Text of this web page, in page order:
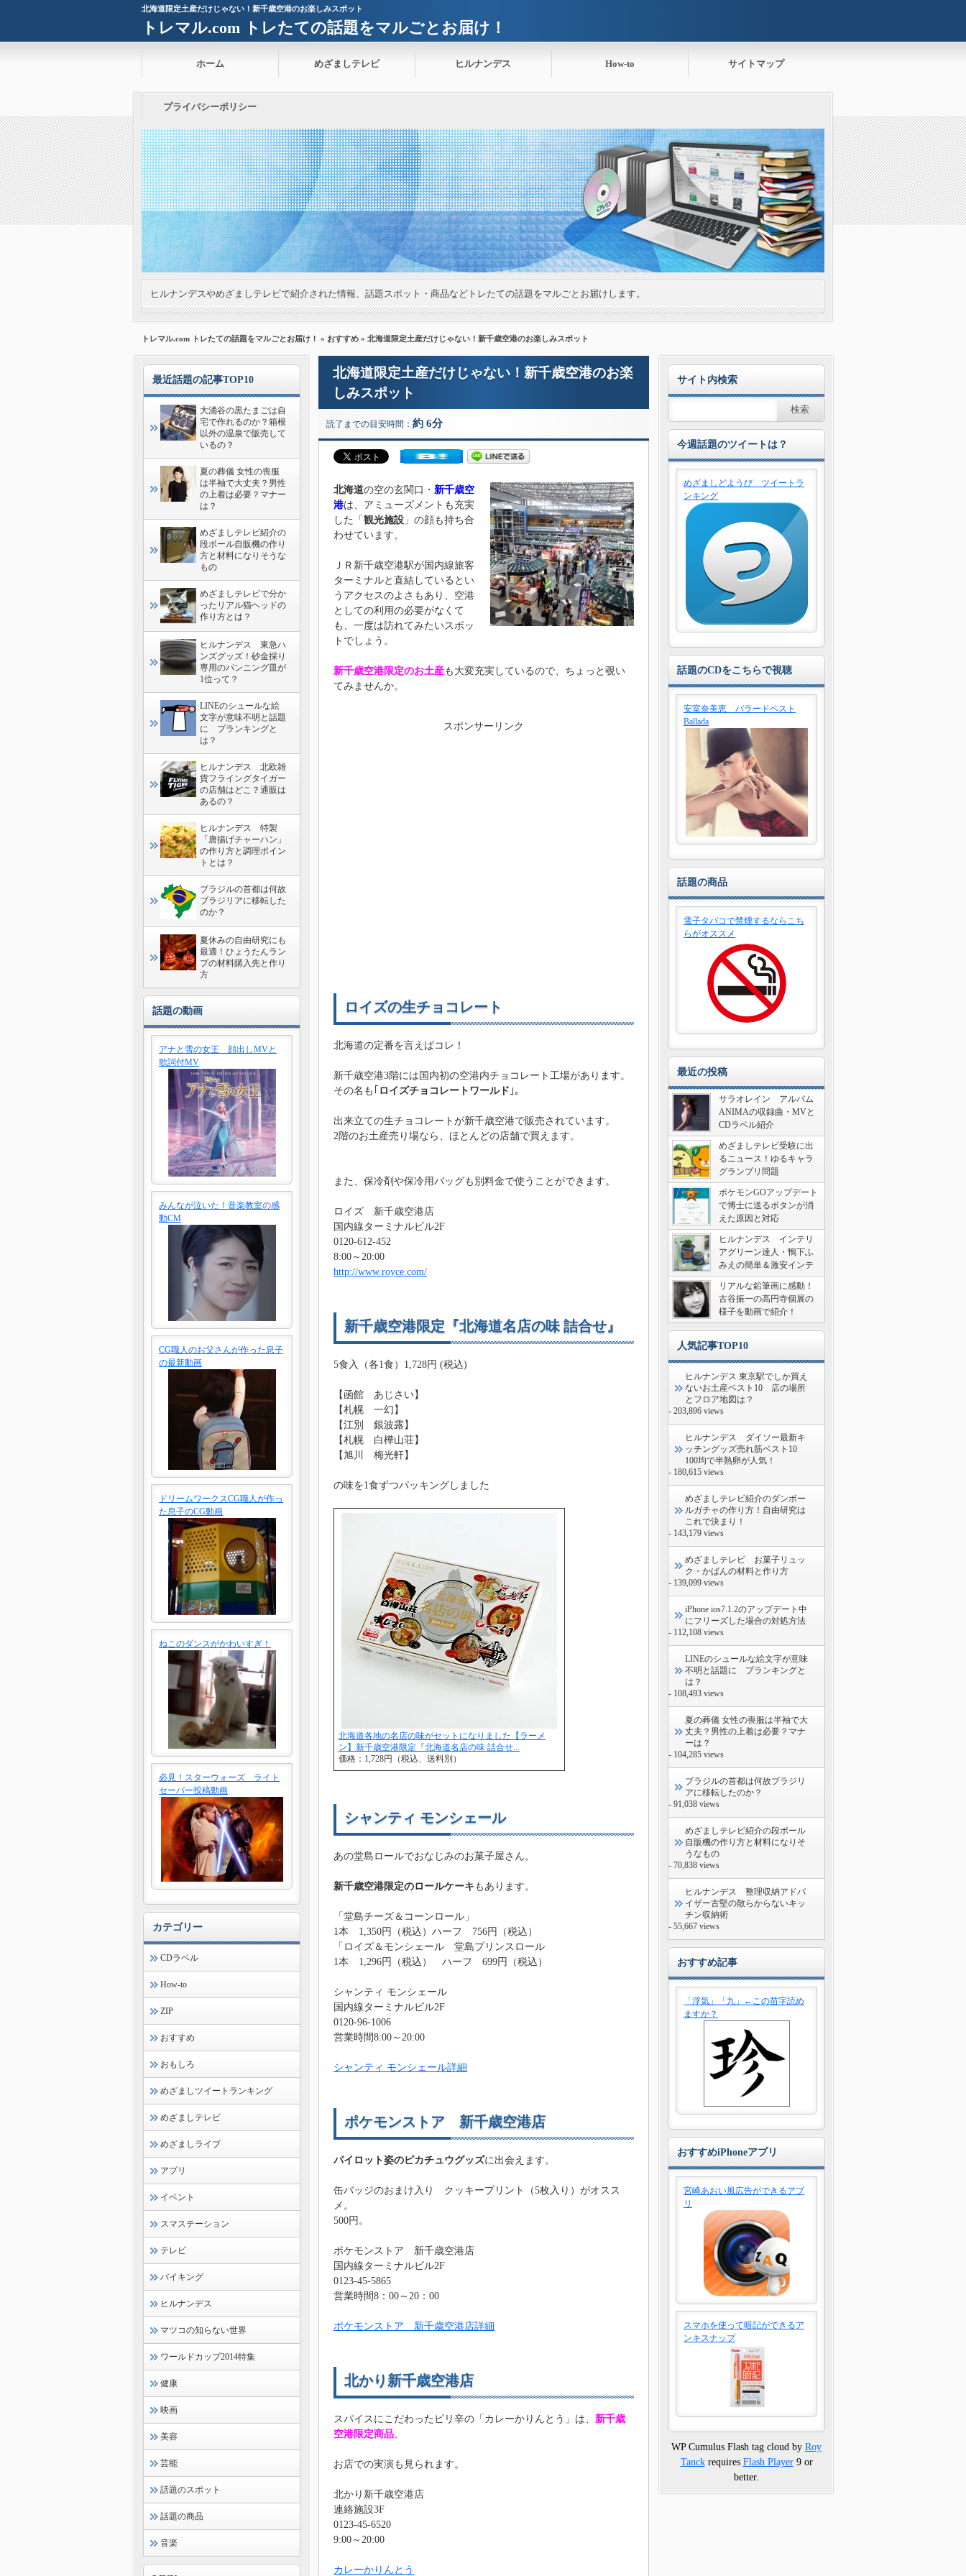
北海道限定土産だけじゃない！新千歳空港のお楽しみスポット
トレマル.com トレたての話題をマルごとお届け！
ホーム めざましテレビ ヒルナンデス How-to サイトマップ
プライバシーポリシー
ヒルナンデスやめざましテレビで紹介された情報、話題スポット・商品などトレたての話題をマルごとお届けします。
トレマル.com トレたての話題をマルごとお届け！ » おすすめ » 北海道限定土産だけじゃない！新千歳空港のお楽しみスポット
北海道限定土産だけじゃない！新千歳空港のお楽
しみスポット
読了までの目安時間： 約 6分
北海道の空の玄関口・ 新千歳空
港は、アミューズメントも充実
した「 観光施設 」の顔も持ち合
わせています。
ＪＲ新千歳空港駅が国内線旅客
ターミナルと直結しているとい
うアクセスのよさもあり、空港
としての利用の必要がなくて
も、一度は訪れてみたいスポッ
トでしょう。
新千歳空港限定のお土産も大変充実しているので、ちょっと覗い
てみませんか。
スポンサーリンク
ロイズの生チョコレート
北海道の定番を言えばコレ！
新千歳空港3階には国内初の空港内チョコレート工場があります。
その名も｢ ロイズチョコレートワールド ｣。
出来立ての生チョコレートが新千歳空港で販売されています。
2階のお土産売り場なら、ほとんどの店舗で買えます。
また、保冷剤や保冷用バッグも別料金で使うことができます。
ロイズ 新千歳空港店
国内線ターミナルビル2F
0120-612-452
8:00～20:00
http://www.royce.com/
新千歳空港限定『北海道名店の味 詰合せ』
5食入（各1食）1,728円 (税込)
【函館 あじさい】
【札幌 一幻】
【江別 銀波露】
【札幌 白樺山荘】
【旭川 梅光軒】
の味を1食ずつパッキングしました
北海道各地の名店の味がセットになりました【ラーメ
ン】新千歳空港限定『北海道名店の味 詰合せ...
価格：1,728円（税込、送料別）
シャンティ モンシェール
あの堂島ロールでおなじみのお菓子屋さん。
新千歳空港限定のロールケーキ もあります。
「堂島チーズ＆コーンロール」
1本 1,350円（税込）ハーフ 756円（税込）
「ロイズ＆モンシェール 堂島プリンスロール
1本 1,296円（税込） ハーフ 699円（税込）
シャンティ モンシェール
国内線ターミナルビル2F
0120-96-1006
営業時間8:00～20:00
シャンティ モンシェール詳細
ポケモンストア 新千歳空港店
パイロット姿のピカチュウグッズに出会えます。
缶バッジのおまけ入り クッキープリント（5枚入り）がオスス
メ。
500円。
ポケモンストア 新千歳空港店
国内線ターミナルビル2F
0123-45-5865
営業時間8：00～20：00
ポケモンストア 新千歳空港店詳細
北かり新千歳空港店
スパイスにこだわったピリ辛の「カレーかりんとう」は、 新千歳
空港限定商品。
お店での実演も見られます。
北かり新千歳空港店
連絡施設3F
0123-45-6520
9:00～20:00
カレーかりんとう
最近話題の記事TOP10
大涌谷の黒たまごは自
宅で作れるのか？箱根
以外の温泉で販売して
いるの？
夏の葬儀 女性の喪服
は半袖で大丈夫？男性
の上着は必要？マナー
は？
めざましテレビ紹介の
段ボール自販機の作り
方と材料になりそうな
もの
めざましテレビで分か
ったリアル猫ヘッドの
作り方とは？
ヒルナンデス 東急ハ
ンズグッズ！砂金採り
専用のパンニング皿が
1位って？
LINEのシュールな絵
文字が意味不明と話題
に プランキングと
は？
ヒルナンデス 北欧雑
貨フライングタイガー
の店舗はどこ？通販は
あるの？
ヒルナンデス 特製
「唐揚げチャーハン」
の作り方と調理ポイン
トとは？
ブラジルの首都は何故
ブラジリアに移転した
のか？
夏休みの自由研究にも
最適！ひょうたんラン
プの材料購入先と作り
方
話題の動画
アナと雪の女王 顔出しMVと
歌詞付MV
みんなが泣いた！音楽教室の感
動CM
CG職人のお父さんが作った息子
の最新動画
ドリームワークスCG職人が作っ
た息子のCG動画
ねこのダンスがかわいすぎ！
必見！スターウォーズ ライト
セーバー投稿動画
カテゴリー
CDラベル
How-to
ZIP
おすすめ
おもしろ
めざましツイートランキング
めざましテレビ
めざましライブ
アプリ
イベント
スマステーション
テレビ
バイキング
ヒルナンデス
マツコの知らない世界
ワールドカップ2014特集
健康
映画
美容
芸能
話題のスポット
話題の商品
音楽
サイト内検索
今週話題のツイートは？
めざましどようび ツイートラ
ンキング
話題のCDをこちらで視聴
安室奈美恵 バラードベスト
Ballada
話題の商品
電子タバコで禁煙するならこち
らがオススメ
最近の投稿
サラオレイン アルバム
ANIMAの収録曲・MVと
CDラベル紹介
めざましテレビ受験に出
るニュース！ゆるキャラ
グランプリ問題
ポケモンGOアップデート
で博士に送るボタンが消
えた原因と対応
ヒルナンデス インテリ
アグリーン達人・鴨下ふ
みえの簡単＆激安インテ
リア術
リアルな鉛筆画に感動！
古谷振一の高円寺個展の
様子を動画で紹介！
人気記事TOP10
ヒルナンデス 東京駅でしか買え
ないお土産ベスト10 店の場所
とフロア地図は？
- 203,896 views
ヒルナンデス ダイソー最新キ
ッチングッズ売れ筋ベスト10
100均で半熟卵が人気！
- 180,615 views
めざましテレビ紹介のダンボー
ルガチャの作り方！自由研究は
これで決まり！
- 143,179 views
めざましテレビ お菓子リュッ
ク・かばんの材料と作り方
- 139,099 views
iPhone ios7.1.2のアップデート中
にフリーズした場合の対処方法
- 112,108 views
LINEのシュールな絵文字が意味
不明と話題に プランキングと
は？
- 108,493 views
夏の葬儀 女性の喪服は半袖で大
丈夫？男性の上着は必要？マナ
ーは？
- 104,285 views
ブラジルの首都は何故ブラジリ
アに移転したのか？
- 91,038 views
めざましテレビ紹介の段ボール
自販機の作り方と材料になりそ
うなもの
- 70,838 views
ヒルナンデス 整理収納アドバ
イザー古堅の散らからないキッ
チン収納術
- 55,667 views
おすすめ記事
「浮気」「九」←この苗字読め
ますか？
おすすめiPhoneアプリ
宮崎あおい風広告ができるアプ
リ
スマホを使って暗記ができるア
ンキスナップ
WP Cumulus Flash tag cloud by Roy
Tanckrequires Flash Player9 or
better.